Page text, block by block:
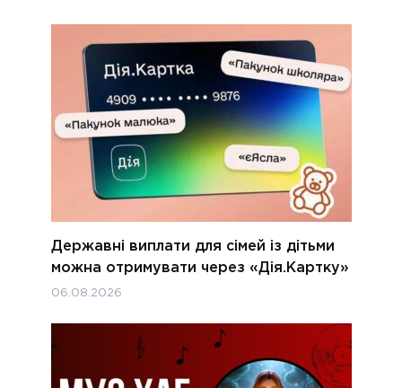
Державні виплати для сімей із дітьми
можна отримувати через «Дія.Картку»
06.08.2026